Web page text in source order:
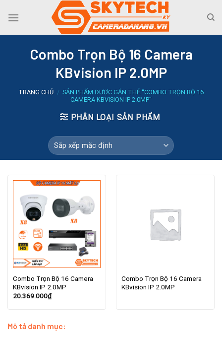
Combo Trọn Bộ 16 Camera
KBvision IP 2.0MP
TRANG CHỦ / SẢN PHẨM ĐƯỢC GẮN THẺ “COMBO TRỌN BỘ 16
CAMERA KBVISION IP 2.0MP”
PHÂN LOẠI SẢN PHẨM
Combo Trọn Bộ 16 Camera
KBvision IP 2.0MP
20.369.000₫
Combo Trọn Bộ 16 Camera
KBvision IP 2.0MP
Mô tả danh mục: